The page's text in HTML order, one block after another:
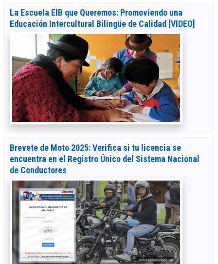
La Escuela EIB que Queremos: Promoviendo una
Educación Intercultural Bilingüe de Calidad [VIDEO]
Brevete de Moto 2025: Verifica si tu licencia se
encuentra en el Registro Único del Sistema Nacional
de Conductores